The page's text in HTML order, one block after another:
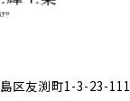
区友渕町1-3-23-111